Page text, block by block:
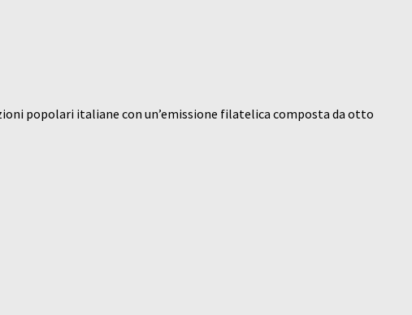
popolari italiane con un’emissione filatelica composta da otto